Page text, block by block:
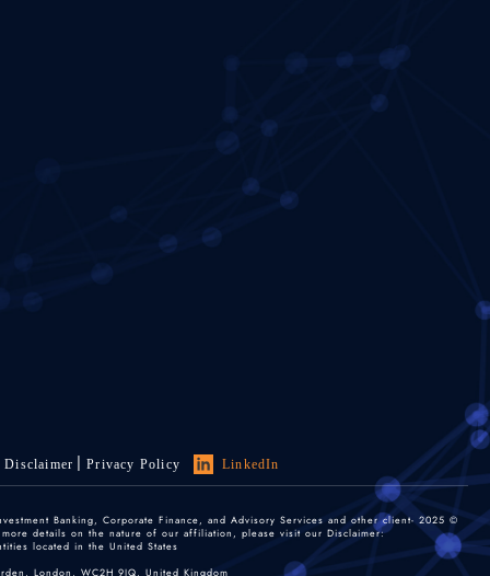
LinkedIn
Privacy Policy
Disclaimer
Banking, Corporate Finance, and Advisory Services and other client-
details on the nature of our affiliation, please visit our Disclaimer:
located in the United States.
London, WC2H 9JQ, United Kingdom.